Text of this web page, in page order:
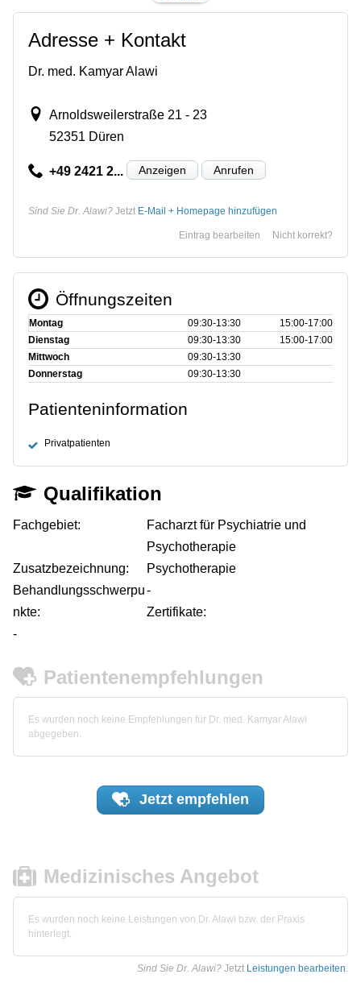
Adresse + Kontakt
Dr. med. Kamyar Alawi
Arnoldsweilerstraße 21 - 23
52351 Düren
+49 2421 2... Anzeigen Anrufen
Sind Sie Dr. Alawi? Jetzt E-Mail + Homepage hinzufügen
Nicht korrekt?
Eintrag bearbeiten
Öffnungszeiten
Montag 09:30‑13:30
15:00‑17:00
Dienstag
09:30‑13:30
15:00‑17:00
Mittwoch
09:30‑13:30
Donnerstag
09:30‑13:30
Patienteninformation
Privatpatienten
Qualifikation
Fachgebiet:
Facharzt für Psychiatrie und
Psychotherapie
Zusatzbezeichnung:
Psychotherapie
Behandlungsschwerpu
nkte:
-
Zertifikate:
-
Patientenempfehlungen
Es wurden noch keine Empfehlungen für Dr. med. Kamyar Alawi
abgegeben.
Jetzt empfehlen
Medizinisches Angebot
Es wurden noch keine Leistungen von Dr. Alawi bzw. der Praxis
hinterlegt.
Sind Sie Dr. Alawi? Jetzt Leistungen bearbeiten.